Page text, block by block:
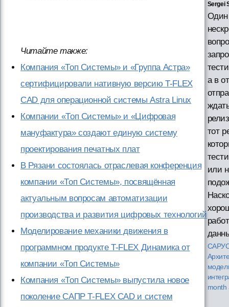
Читайте также:
Компания «Топ Системы» и «Группа Астра»
сертифицировали нативную версию T-FLEX
CAD для операционной системы Astra Linux
Компании «Топ Системы» и «Цифровая
мануфактура» создают единую систему
проектирования печатных плат
В Рязани состоялась отраслевая конференция
компании «Топ Системы», посвящённая
актуальным вопросам автоматизации
производства и развития цифровых технологий
Моделирование механики движения в
программном продукте T-FLEX Динамика от
компании «Топ Системы»
Компания «Топ Системы» выпустила новое
поколение САПР T-FLEX CAD и систем
Sergei
Один
а в
тот
или
month